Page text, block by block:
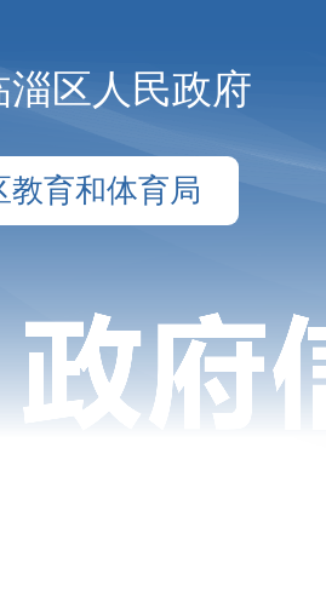
淄区人民政府
教育和体育局